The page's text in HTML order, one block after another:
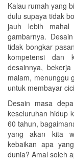
Kalau rumah yang
dulu supaya tidak
jauh lebih
gambarnya.
tidak bongkar
kompetensi dan
desainnya,
malam, menunggu
untuk membayar
Desain masa
keseluruhan hidup
60 tahun,
yang akan kita
kebaikan apa
dunia? Amal soleh